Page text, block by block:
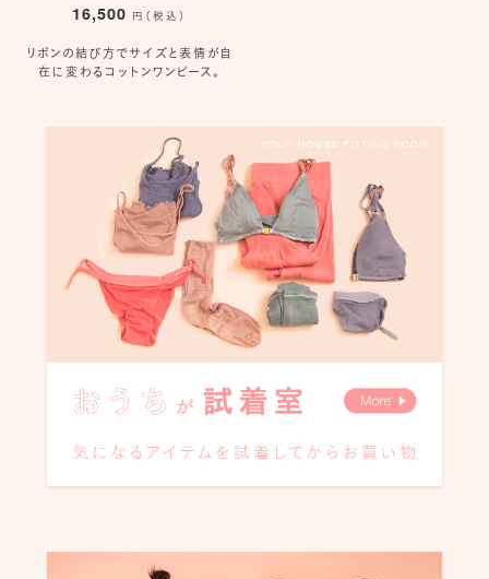
16,500 円（税込）
リボンの結び方でサイズと表情が自
在に変わるコットンワンピース。